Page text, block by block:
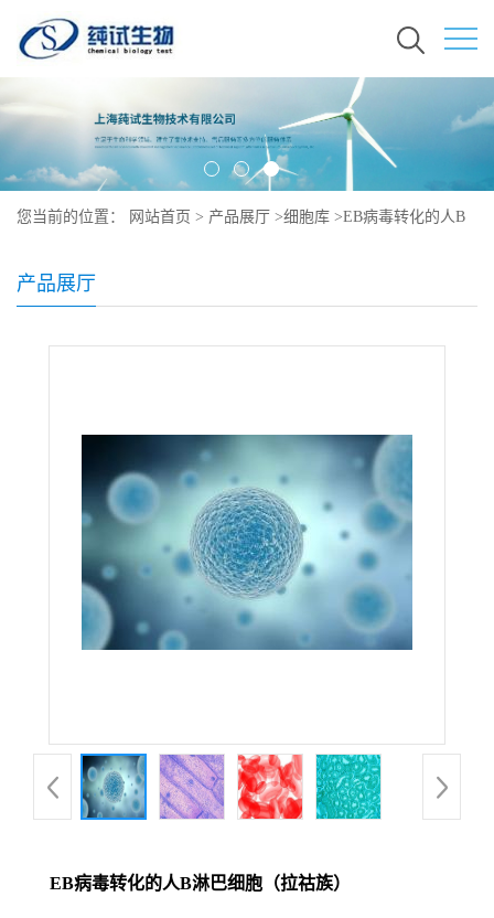
您当前的位置： 网站首页 > 产品展厅 >细胞库 >EB病毒转化的人B
产品展厅
EB病毒转化的人B淋巴细胞（拉祜族）